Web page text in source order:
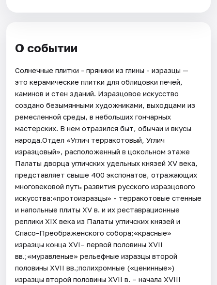
О событии
Солнечные плитки - пряники из глины - изразцы —
это керамические плитки для облицовки печей,
каминов и стен зданий. Изразцовое искусство
создано безымянными художниками, выходцами из
ремесленной среды, в небольших гончарных
мастерских. В нем отразился быт, обычаи и вкусы
народа.Отдел «Углич терракотовый, Углич
изразцовый», расположенный в цокольном этаже
Палаты дворца угличских удельных князей XV века,
представляет свыше 400 экспонатов, отражающих
многовековой путь развития русского изразцового
искусства:«протоизразцы» - терракотовые стенные
и напольные плиты XV в. и их реставрационные
реплики XIX века из Палаты угличских князей и
Спасо-Преображенского собора;«красные»
изразцы конца XVI– первой половины XVII
вв.;«муравленые» рельефные изразцы второй
половины XVII вв.;полихромные («ценинные»)
изразцы второй половины XVII в. – начала XVIII